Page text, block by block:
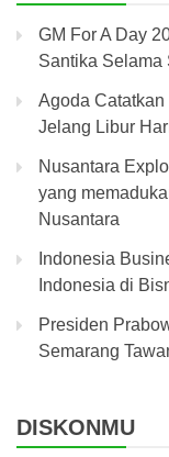
GM For A Day
Santika Selama
Agoda
Jelang Libur
Nusantara
yang
Nusantara
Indonesia
Indonesia di
Presiden
Semarang
DISKONMU